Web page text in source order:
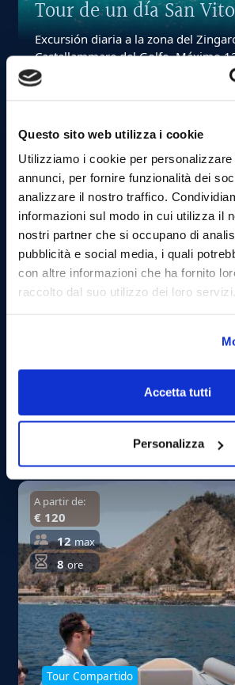
Questo sito web utilizza i cookie
Utilizziamo i cookie per
annunci, per fornire funzionalità dei
analizzare il nostro traffico.
informazioni sul modo in cui utilizza il
nostri partner che si occupano di
pubblicità e social media, i quali
con altre informazioni che ha fornito
raccolto dal suo utilizzo dei loro servizi.
Accetta tutti
Personalizza
Tour de un día San
Excursión diaria a la zona del
Castellammare del Golfo. Máximo
A partir de:
12
max
8 ore
Dìa en Bote Tour
Mondello
Día en barco para descubrir las
Mondello.
A partir de:
€ 120
12 max
8 ore
Tour Compartido